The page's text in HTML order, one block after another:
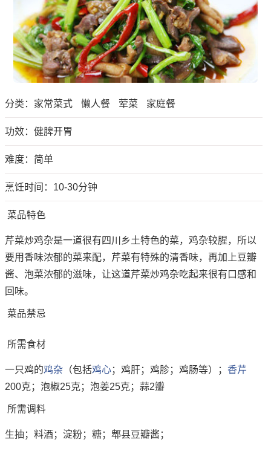
分类： 家常菜式 懒人餐 荤菜 家庭餐
功效：健脾开胃
难度：简单
烹饪时间：10-30分钟
菜品特色
芹菜炒鸡杂是一道很有四川乡土特色的菜，鸡杂较腥，所以
要用香味浓郁的菜来配，芹菜有特殊的清香味，再加上豆瓣
酱、泡菜浓郁的滋味，让这道芹菜炒鸡杂吃起来很有口感和
回味。
菜品禁忌
所需食材
一只鸡的鸡杂 （包括鸡心；鸡肝；鸡胗；鸡肠等）； 香芹
200克；泡椒25克；泡姜25克；蒜2瓣
所需调料
生抽；料酒；淀粉；糖；郫县豆瓣酱；